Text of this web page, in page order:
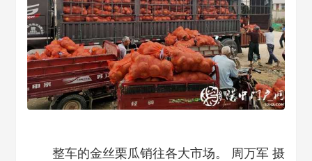
整车的金丝栗瓜销往各大市场。 周万军 摄